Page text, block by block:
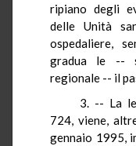
ripiano degli
delle Unità
ospedaliere,
gradua le --
regionale -- il
3. -- La
724, viene,
gennaio 1995,